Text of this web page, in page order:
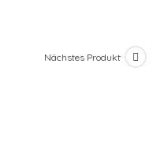
Nächstes Produkt